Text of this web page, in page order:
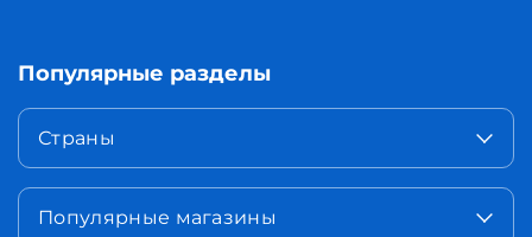
Популярные разделы
Страны
Популярные магазины